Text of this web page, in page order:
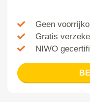
Geen
Gratis
NIWO